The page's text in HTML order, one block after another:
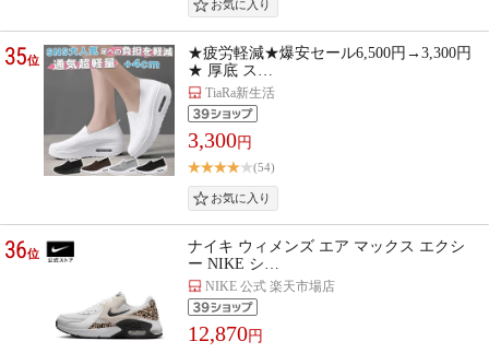
35位
★疲労軽減★爆安セール6,500円→3,300円
★ 厚底 ス…
TiaRa新生活
3,300円
(54)
36位
ナイキ ウィメンズ エア マックス エクシ
ー NIKE シ…
NIKE 公式 楽天市場店
12,870円